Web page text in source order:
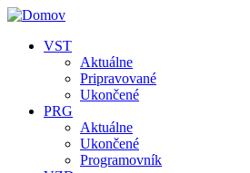
Skočiť na hlavný obsah
VST
Aktuálne
Pripravované
Ukončené
PRG
Aktuálne
Ukončené
Programovník